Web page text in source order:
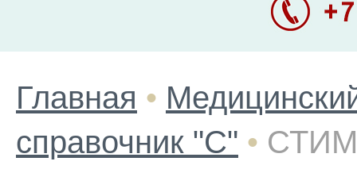
Главная •
справочник "С" •